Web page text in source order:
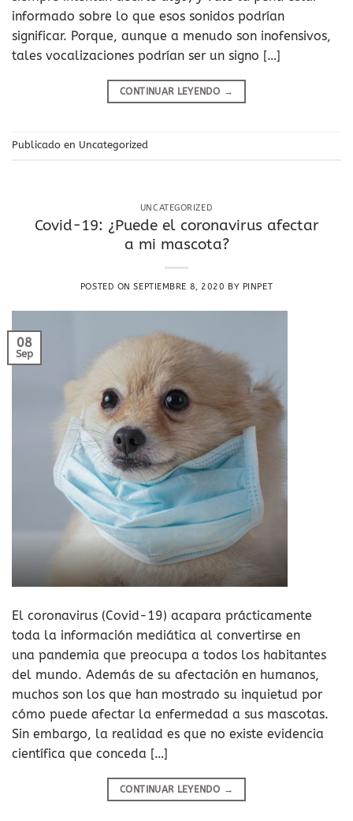
informado sobre lo que esos sonidos podrían
significar. Porque, aunque a menudo son inofensivos,
tales vocalizaciones podrían ser un signo […]
CONTINUAR LEYENDO →
Publicado en Uncategorized
UNCATEGORIZED
Covid-19: ¿Puede el coronavirus afectar
a mi mascota?
POSTED ONSEPTIEMBRE 8, 2020 BY PINPET
08
Sep
El coronavirus (Covid-19) acapara prácticamente
toda la información mediática al convertirse en
una pandemia que preocupa a todos los habitantes
del mundo. Además de su afectación en humanos,
muchos son los que han mostrado su inquietud por
cómo puede afectar la enfermedad a sus mascotas.
Sin embargo, la realidad es que no existe evidencia
científica que conceda […]
CONTINUAR LEYENDO →